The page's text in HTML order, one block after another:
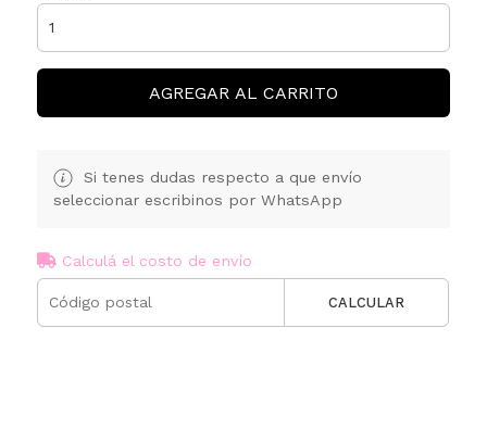
AGREGAR AL CARRITO
Si tenes dudas respecto a que envío
seleccionar escribinos por WhatsApp
Calculá el costo de envío
CALCULAR